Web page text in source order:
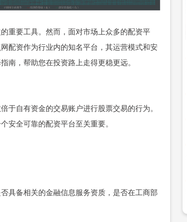
重要工具。然而，面对市场上众多的配资平
配资作为行业内的知名平台，其运营模式和安
南，帮助您在投资路上走得更稳更远。
于自有资金的交易账户进行股票交易的行为。
安全可靠的配资平台至关重要。
具备相关的金融信息服务资质，是否在工商部